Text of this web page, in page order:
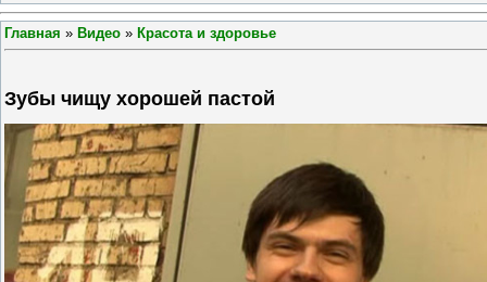
Главная » Видео » Красота и здоровье
Зубы чищу хорошей пастой